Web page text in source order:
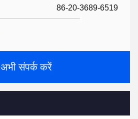
86-20-3689-6519
अभी संपर्क करें